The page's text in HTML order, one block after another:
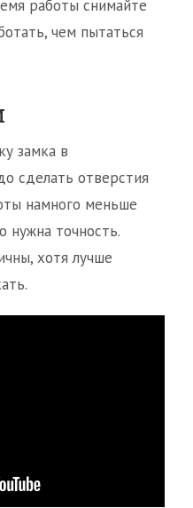
работы снимайте
чем пытаться
замка в
сделать отверстия
намного меньше
нужна точность.
хотя лучше